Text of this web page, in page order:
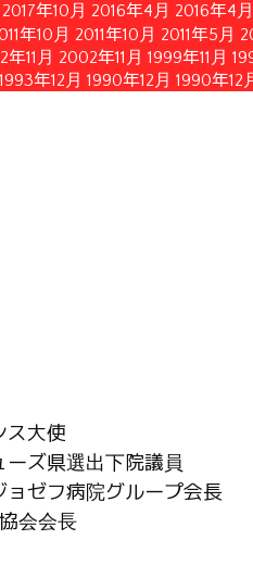
2017年10月 2016年4月 2016年4月
年10月 2011年10月 2011年5月
年11月 2002年11月 1999年11月
1993年12月 1990年12月 1990年12
ス大使
ーズ県選出下院議員
ョゼフ病院グループ会長
会会長